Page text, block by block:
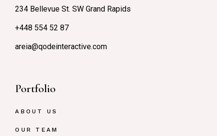
234 Bellevue St. SW Grand Rapids
+448 554 52 87
areia@qodeinteractive.com
Portfolio
ABOUT US
OUR TEAM